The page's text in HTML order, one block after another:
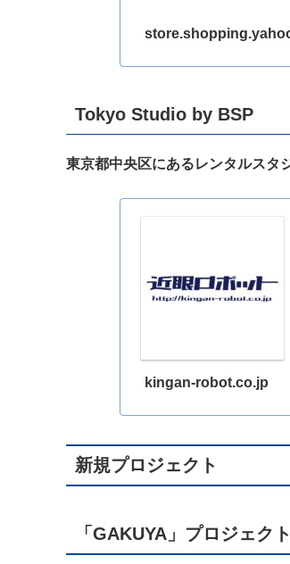
Tokyo Studio by BSP
東京都中央区にあるレンタルスタ
kingan-robot.co.jp
新規プロジェクト
「GAKUYA」プロジェクト